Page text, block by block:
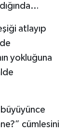
atlayıp
yokluğuna
büyüyünce
cümlesini